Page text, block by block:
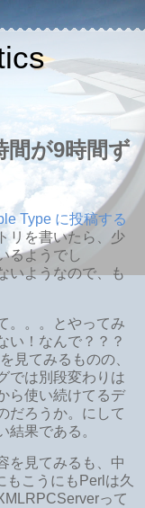
が9時間ず
Type に投稿する
リを書いたら、少
るようでし
いようなので、も
。。。とやってみ
い！なんで？？？
見てみるものの、
では別段変わりは
ら使い続けてるデ
だろうか。にして
結果である。
を見てみるも、中
もこうにもPerlは久
って